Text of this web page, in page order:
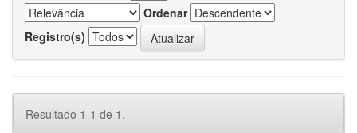
Ordenar
Registro(s)
Resultado 1-1 de 1.